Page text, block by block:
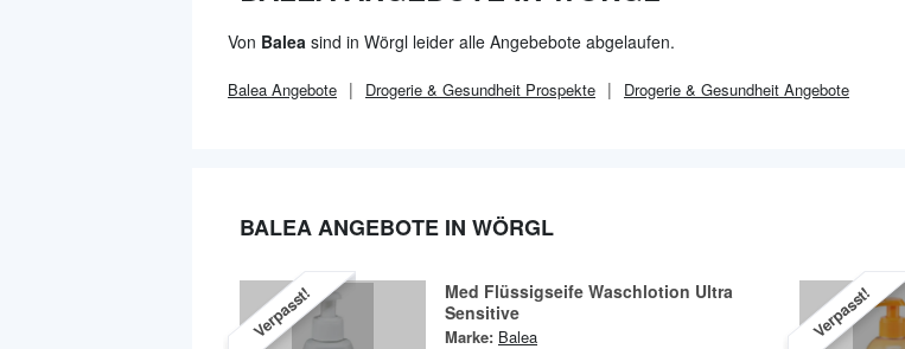
Von Balea sind in Wörgl leider alle Angebebote abgelaufen.
Balea Angebote Drogerie & Gesundheit Prospekte Drogerie & Gesundheit Angebote
BALEA ANGEBOTE IN WÖRGL
Verpasst!
Med Flüssigseife Waschlotion Ultra
Sensitive
Marke: Balea Verpasst!